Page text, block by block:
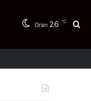
Oran 26 ℃